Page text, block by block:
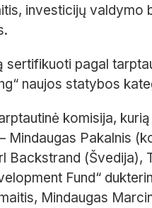
investicijų valdymo
pagal
naujos statybos
komisija,
Mindaugas Pakalnis
Backstrand (Švedija),
Fund“
Mindaugas